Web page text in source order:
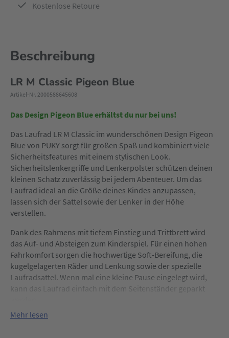
Kostenlose Retoure
Beschreibung
LR M Classic Pigeon Blue
Artikel-Nr. 2000588645608
Das Design Pigeon Blue erhältst du nur bei uns!
Das Laufrad LR M Classic im wunderschönen Design Pigeon
Blue von PUKY sorgt für großen Spaß und kombiniert viele
Sicherheitsfeatures mit einem stylischen Look.
Sicherheitslenkergriffe und Lenkerpolster schützen deinen
kleinen Schatz zuverlässig bei jedem Abenteuer. Um das
Laufrad ideal an die Größe deines Kindes anzupassen,
lassen sich der Sattel sowie der Lenker in der Höhe
verstellen.
Dank des Rahmens mit tiefem Einstieg und Trittbrett wird
das Auf- und Absteigen zum Kinderspiel. Für einen hohen
Fahrkomfort sorgen die hochwertige Soft-Bereifung, die
kugelgelagerten Räder und Lenkung sowie der spezielle
Laufradsattel. Wenn mal eine kleine Pause eingelegt wird,
kann das Laufrad einfach mit dem Seitenständer geparkt
Mehr lesen